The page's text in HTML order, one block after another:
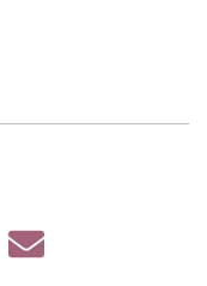
Share